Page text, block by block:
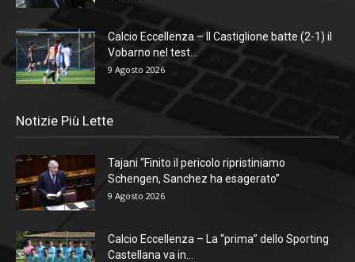
Calcio Eccellenza – Il Castiglione batte (2-1) il
Vobarno nel test...
9 Agosto 2026
Notizie Più Lette
Tajani “Finito il pericolo ripristiniamo
Schengen, Sanchez ha esagerato”
9 Agosto 2026
Calcio Eccellenza – La “prima” dello Sporting
Castellana va in...